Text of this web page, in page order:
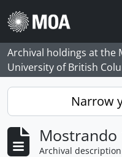
Skip to main content
Archival holdings at the
University of British
Narrow
Mostrando
Archival description